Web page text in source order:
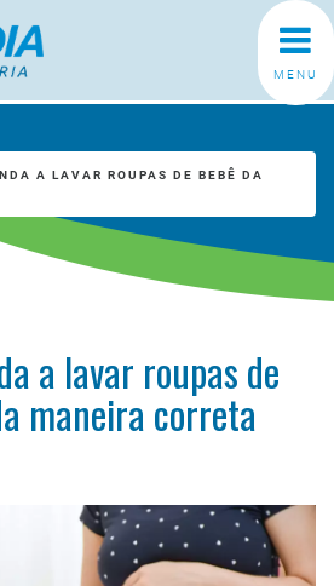
MENU
a lavar roupas de
maneira correta
A LAVAR ROUPAS DE BEBÊ DA